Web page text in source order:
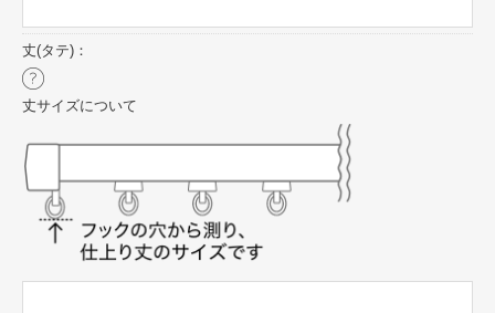
丈(タテ)：
丈サイズについて